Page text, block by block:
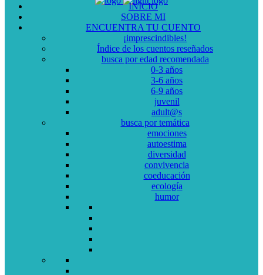
INICIO
SOBRE MI
ENCUENTRA TU CUENTO
¡imprescindibles!
Índice de los cuentos reseñados
busca por edad recomendada
0-3 años
3-6 años
6-9 años
juvenil
adult@s
busca por temática
emociones
autoestima
diversidad
convivencia
coeducación
ecología
humor